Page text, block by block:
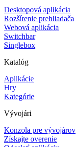
Desktopová aplikácia
Rozšírenie prehliadača
Webová aplikácia
Switchbar
Singlebox
Katalóg
Aplikácie
Hry
Kategórie
Vývojári
Konzola pre vývojárov
Získajte overenie